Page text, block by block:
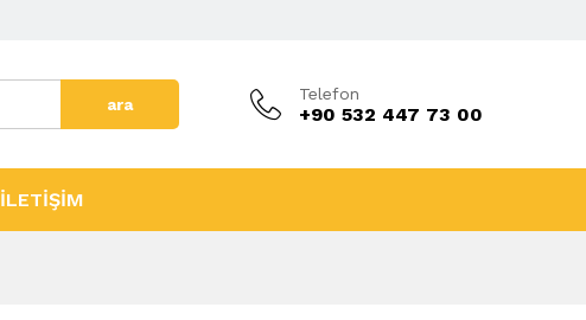
ara
Telefon
+90 532 447 73 00
İLETİŞİM